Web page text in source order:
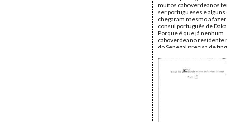
muitos caboverdeanos
ser portugueses e
chegaram mesmo a
consul português de
Porque é que já nenhum
caboverdeano residente
do Senegal precisa de
caboverdeanos são
Porque é que os
nacionalistas devem
Bureau Político,